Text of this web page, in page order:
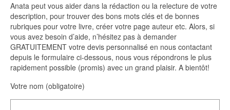
Anata peut vous aider dans la rédaction ou la relecture de votre
description, pour trouver des bons mots clés et de bonnes
rubriques pour votre livre, créer votre page auteur etc. Alors, si
vous avez besoin d’aide, n’hésitez pas à demander
GRATUITEMENT votre devis personnalisé en nous contactant
depuis le formulaire ci-dessous, nous vous répondrons le plus
rapidement possible (promis) avec un grand plaisir. A bientôt!
Votre nom (obligatoire)